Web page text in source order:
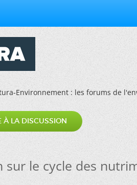
Environnement : les forums de
À LA DISCUSSION
le cycle des